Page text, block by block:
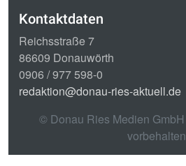
Kontaktdaten
Reichsstraße 7
86609 Donauwörth
0906 / 977 598-0
redaktion@donau-ries-aktuell.de
© Donau Ries Medien GmbH
vorbehalten